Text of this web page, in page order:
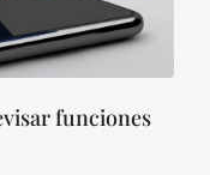
funciones